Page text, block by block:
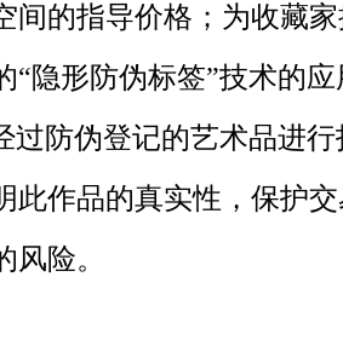
间的指导价格；为收藏
“隐形防伪标签”技术的
过防伪登记的艺术品进
此作品的真实性，保护
险。